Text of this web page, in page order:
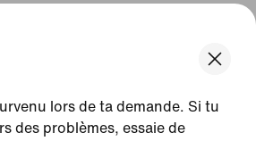
lors de ta demande. Si tu
des problèmes, essaie de
de vente